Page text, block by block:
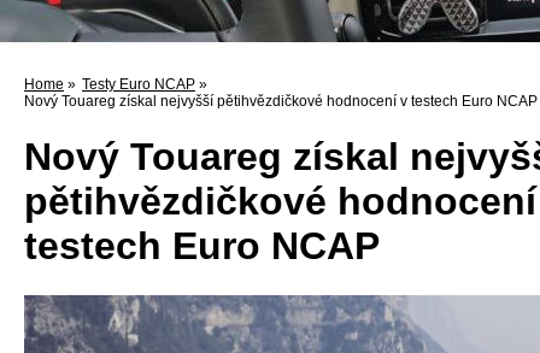
Home » Testy Euro NCAP »
Nový Touareg získal nejvyšší pětihvězdičkové hodnocení v testech Euro NCAP
Nový Touareg získal
pětihvězdičkové
testech Euro NCAP